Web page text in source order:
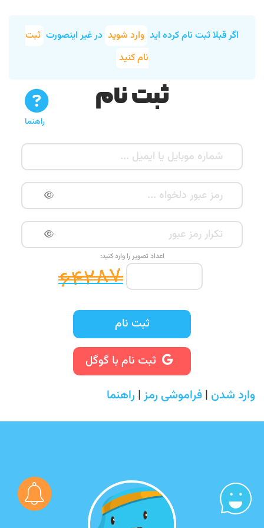
اگر قبلا ثبت نام کرده اید وارد شوید در غیر اینصورت ثبت
نام کنید
ثبت نام
راهنما
اعداد تصویر را وارد کنید:
ثبت نام با گوگل
ثبت نام
وارد شدن |فراموشی رمز|راهنما